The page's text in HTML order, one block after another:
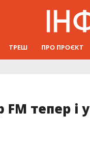
ТРЕШ ПРО ПРОЄКТ
тепер і